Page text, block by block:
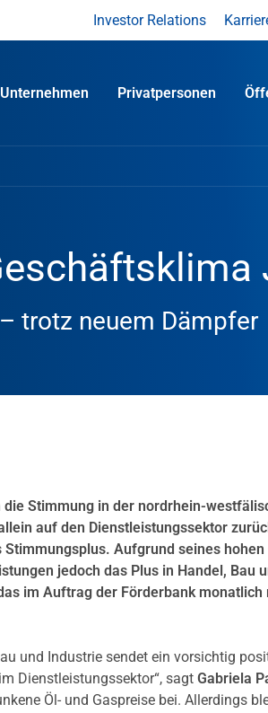
Investor Relations
Unternehmen Privatpersonen
trotz neuem Dämpfer
Stimmung in der nordrhein-
auf den Dienstleistungssektor
Aufgrund seines
jedoch das Plus in Handel, Bau
im Auftrag der Förderbank
und Industrie sendet ein vorsichtig
Dienstleistungssektor“, sagt Gabriela
Öl- und Gaspreise bei. Allerdings